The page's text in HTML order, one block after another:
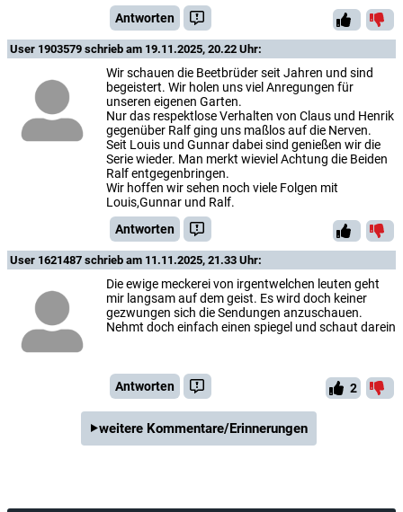
Antworten
User 1903579 schrieb am 19.11.2025, 20.22 Uhr:
Wir schauen die Beetbrüder seit Jahren und sind
begeistert. Wir holen uns viel Anregungen für
unseren eigenen Garten.
Nur das respektlose Verhalten von Claus und Henrik
gegenüber Ralf ging uns maßlos auf die Nerven.
Seit Louis und Gunnar dabei sind genießen wir die
Serie wieder. Man merkt wieviel Achtung die Beiden
Ralf entgegenbringen.
Wir hoffen wir sehen noch viele Folgen mit
Louis,Gunnar und Ralf.
Antworten
User 1621487 schrieb am 11.11.2025, 21.33 Uhr:
Die ewige meckerei von irgentwelchen leuten geht
mir langsam auf dem geist. Es wird doch keiner
gezwungen sich die Sendungen anzuschauen.
Nehmt doch einfach einen spiegel und schaut darein
Antworten 2
weitere Kommentare/Erinnerungen